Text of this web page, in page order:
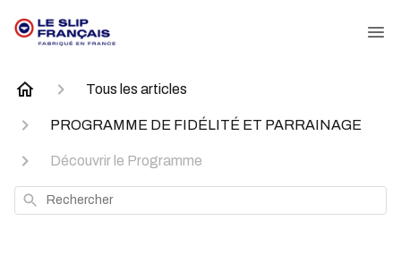
Tous les articles
PROGRAMME DE FIDÉLITÉ ET PARRAINAGE
Découvrir le Programme
Rechercher